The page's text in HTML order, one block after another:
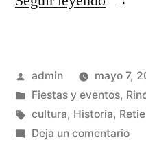
como
villa»
Publicado
por
admin
mayo 7,
Publicado
en
Fiestas y eventos,
Etiquetas:
cultura, Historia,
Deja un comentarioen